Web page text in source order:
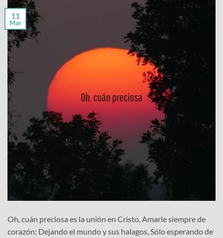
11
Mar
Oh, cuán preciosa es la unión en Cristo, Amarle siempre de
corazón; Dejando el mundo y sus halagos, Sólo esperando de